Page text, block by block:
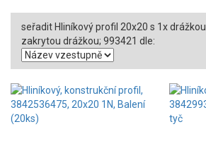
seřadit Hliníkový profil 20x20 s 1x
zakrytou drážkou; 993421 dle: